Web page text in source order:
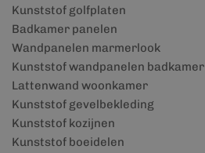
Kunststof golfplaten
Badkamer panelen
Wandpanelen marmerlook
Kunststof wandpanelen badkamer
Lattenwand woonkamer
Kunststof gevelbekleding
Kunststof kozijnen
Kunststof boeidelen